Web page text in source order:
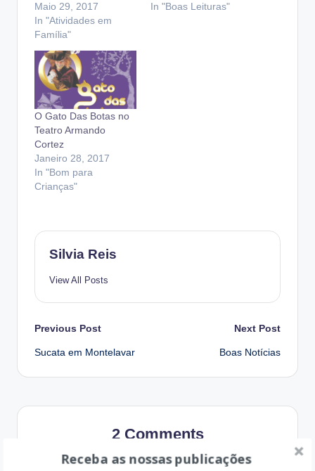
Maio 29, 2017
In "Atividades em
Família"
In "Boas Leituras"
O Gato Das Botas no
Teatro Armando
Cortez
Janeiro 28, 2017
In "Bom para
Crianças"
Silvia Reis
View All Posts
Post
navigation
Previous Post
Sucata em Montelavar
Next Post
Boas Notícias
2 Comments
Receba as nossas publicações